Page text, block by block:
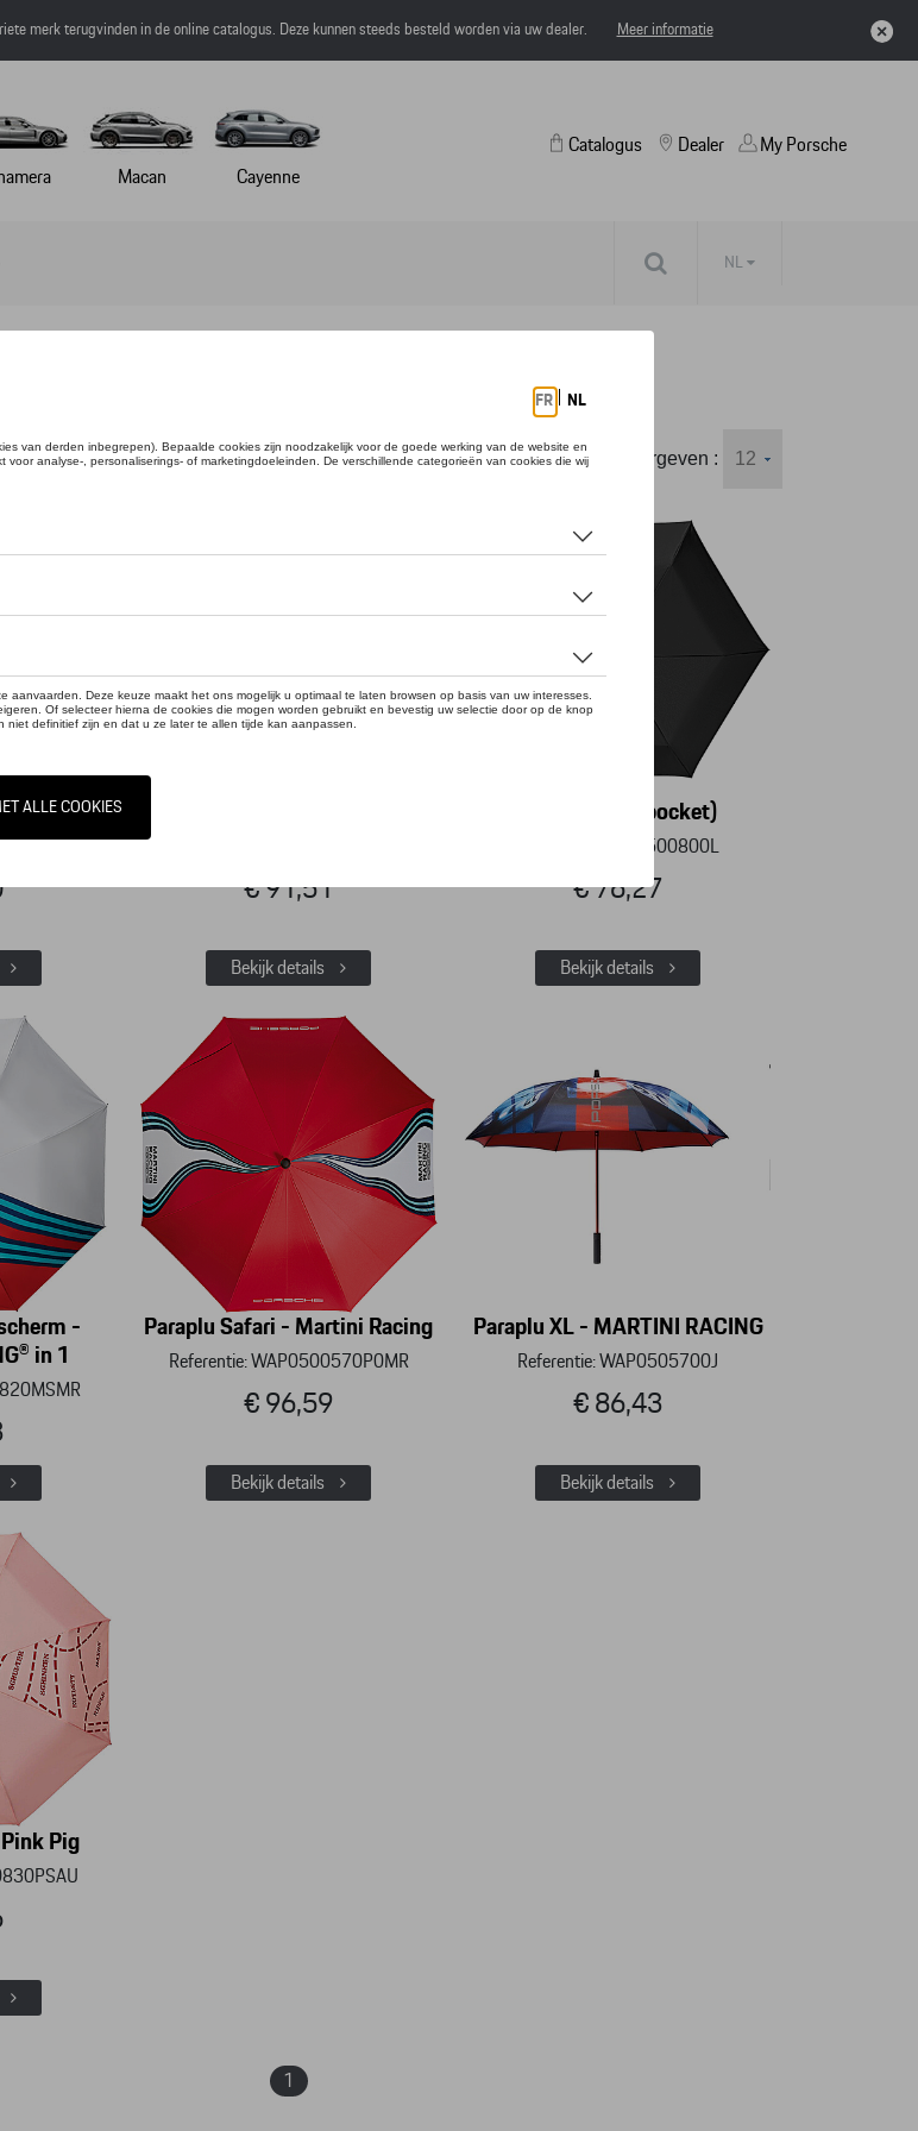
merk terugvinden in de online catalogus. Deze kunnen steeds besteld worden via uw dealer. Meer informatie
Macan Cayenne
Catalogus Dealer My Porsche
NL
Weergeven :
€ 91,51
Bekijk details
Paraplu (autopocket)
Referentie: WAP0500800L
€ 76,27
Bekijk details
-
in 1
Paraplu Safari - Martini Racing
Referentie: WAP0500570P0MR
€ 96,59
Bekijk details
Paraplu XL - MARTINI RACING
Referentie: WAP0505700J
€ 86,43
Bekijk details
Pig
1